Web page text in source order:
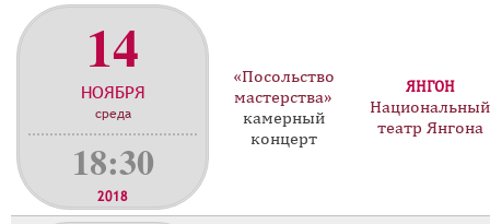
14
НОЯБРЯ
среда
18:30
2018
«Посольство
мастерства»
камерный
концерт
ЯНГОН
Национальный
театр Янгона